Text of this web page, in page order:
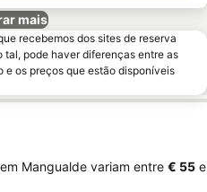
mais
recebemos dos sites de reserva
tal, pode haver diferenças entre as
os preços que estão disponíveis
Mangualde variam entre ‎€ 55 e